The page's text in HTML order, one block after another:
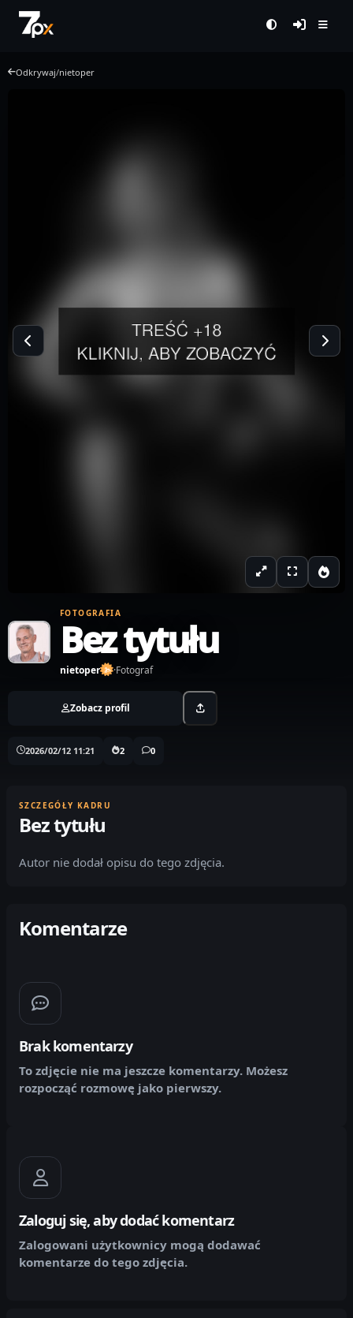
Odkrywaj/nietoper
FOTOGRAFIA
Bez tytułu
nietoper ·Fotograf
Zobacz profil
2026/02/12 11:21 2 0
SZCZEGÓŁY KADRU
Bez tytułu
Autor nie dodał opisu do tego zdjęcia.
Komentarze
Brak komentarzy
To zdjęcie nie ma jeszcze komentarzy. Możesz
rozpocząć rozmowę jako pierwszy.
Zaloguj się, aby dodać komentarz
Zalogowani użytkownicy mogą dodawać
komentarze do tego zdjęcia.